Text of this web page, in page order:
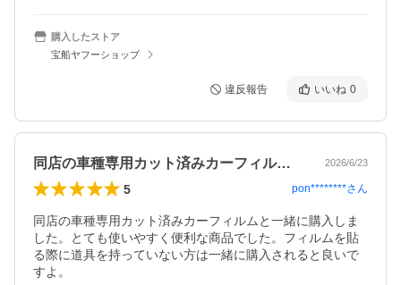
購入したストア
宝船ヤフーショップ
違反報告 いいね 0
同店の車種専用カット済みカーフィルムと… 2026/6/23
5 pon********さん
同店の車種専用カット済みカーフィルムと一緒に購入しま
した。とても使いやすく便利な商品でした。フィルムを貼
る際に道具を持っていない方は一緒に購入されると良いで
すよ。